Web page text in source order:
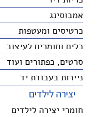
אמבוסינג
כרטיסים ומעטפות
כלים וחומרים לעיצוב
סרטים, כפתורים ועוד
ניירות בעבודת יד
יצירה לילדים
חומרי יצירה לילדים